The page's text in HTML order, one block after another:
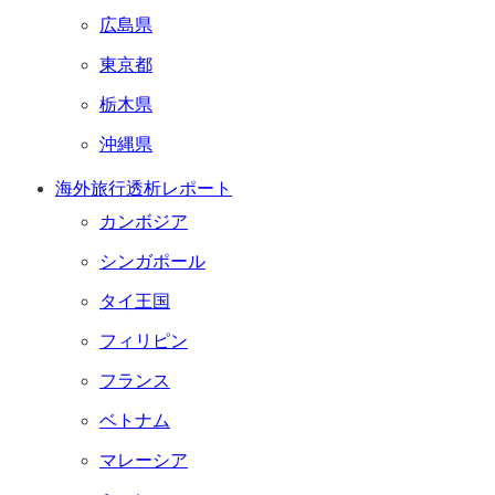
広島県
東京都
栃木県
沖縄県
海外旅行透析レポート
カンボジア
シンガポール
タイ王国
フィリピン
フランス
ベトナム
マレーシア